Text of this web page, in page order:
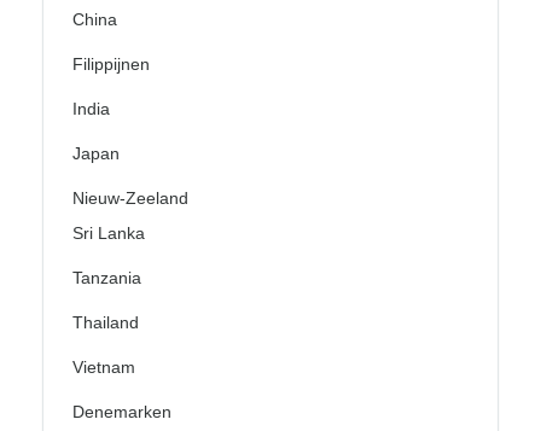
China
Filippijnen
India
Japan
Nieuw-Zeeland
Sri Lanka
Tanzania
Thailand
Vietnam
Denemarken